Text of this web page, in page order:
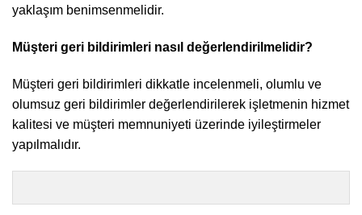
yaklaşım benimsenmelidir.
Müşteri geri bildirimleri nasıl değerlendirilmelidir?
Müşteri geri bildirimleri dikkatle incelenmeli, olumlu ve
olumsuz geri bildirimler değerlendirilerek işletmenin hizmet
kalitesi ve müşteri memnuniyeti üzerinde iyileştirmeler
yapılmalıdır.